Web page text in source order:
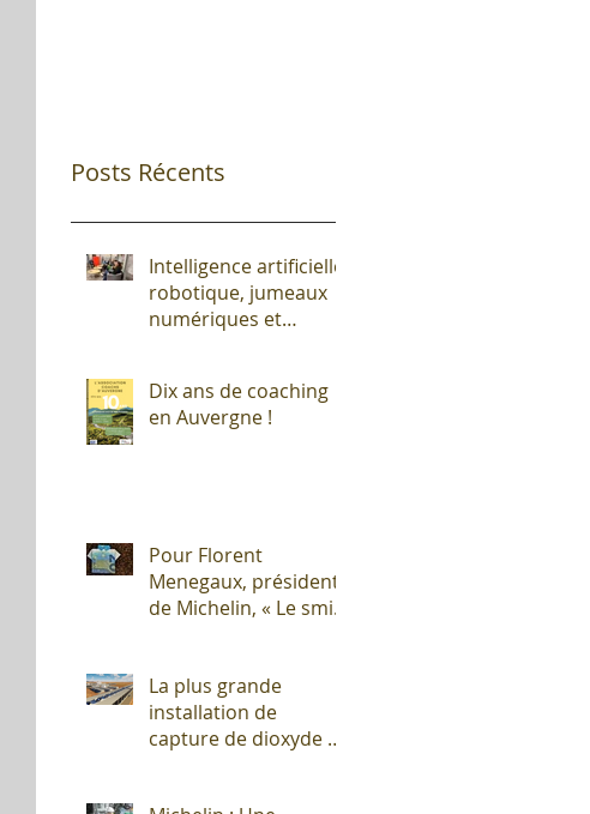
Posts Récents
Intelligence artificielle,
robotique, jumeaux
numériques et
défis pour l'industrie !
Dix ans de coaching
en Auvergne !
Pour Florent
Menegaux, président
de Michelin, « Le smic
La plus grande
installation de
capture de dioxyde de